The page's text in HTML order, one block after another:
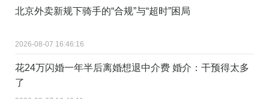
北京外卖新规下骑手的“合规”与“超时”困局
2026-08-07 16:46:16
花24万闪婚一年半后离婚想退中介费 婚介：干预得太多
了